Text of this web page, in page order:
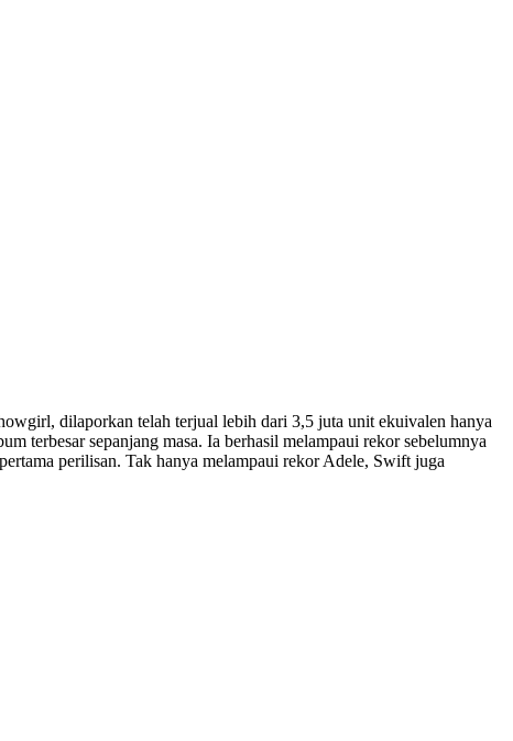
dilaporkan telah terjual lebih dari 3,5 juta unit ekuivalen hanya
terbesar sepanjang masa. Ia berhasil melampaui rekor sebelumnya
perilisan. Tak hanya melampaui rekor Adele, Swift juga